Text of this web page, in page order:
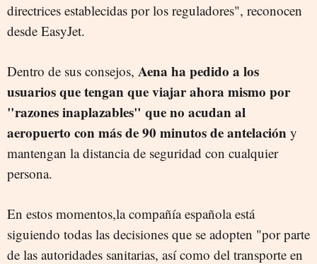
directrices establecidas por los reguladores", reconocen
desde EasyJet.
Dentro de sus consejos, Aena ha pedido a los
usuarios que tengan que viajar ahora mismo por
"razones inaplazables" que no acudan al
aeropuerto con más de 90 minutos de antelación y
mantengan la distancia de seguridad con cualquier
persona.
En estos momentos,la compañía española está
siguiendo todas las decisiones que se adopten "por parte
de las autoridades sanitarias, así como del transporte en